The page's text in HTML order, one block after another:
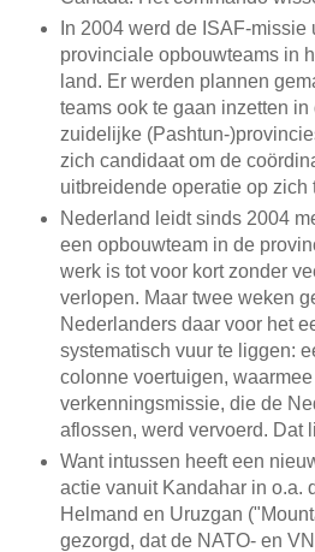
In 2004 werd de ISAF-missie
provinciale opbouwteams in
land. Er werden plannen
teams ook te gaan inzetten
zuidelijke (Pashtun-
zich candidaat om de
uitbreidende operatie op zich
Nederland leidt sinds 2004
een opbouwteam in de
werk is tot voor kort zonder
verlopen. Maar twee weken
Nederlanders daar voor het
systematisch vuur te liggen:
colonne voertuigen,
verkenningsmissie, die de
aflossen, werd vervoerd. Dat
Want intussen heeft een
actie vanuit Kandahar in o.a.
Helmand en Uruzgan
gezorgd, dat de NATO- en